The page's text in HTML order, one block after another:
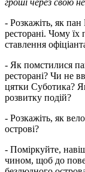
- Розкажіть, як
ресторані. Чому
ставлення
- Як помстилися
ресторані? Чи не
цятки Суботика?
розвитку подій?
- Розкажіть, як
острові?
- Поміркуйте,
чином, щоб до